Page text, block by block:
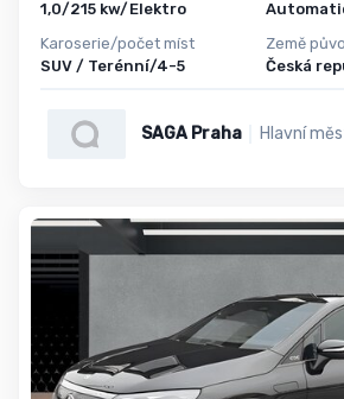
1,0/215 kw/Elektro
Karoserie/počet míst
SUV / Terénní/4-5
Země
Česká
SAGA Praha Hlavní